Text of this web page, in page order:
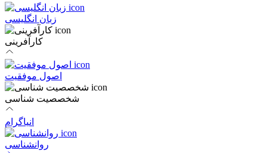
زبان انگلیسی
کارآفرینی
اصول موفقیت
شخصصیت شناسی
انیاگرام
روانشناسی